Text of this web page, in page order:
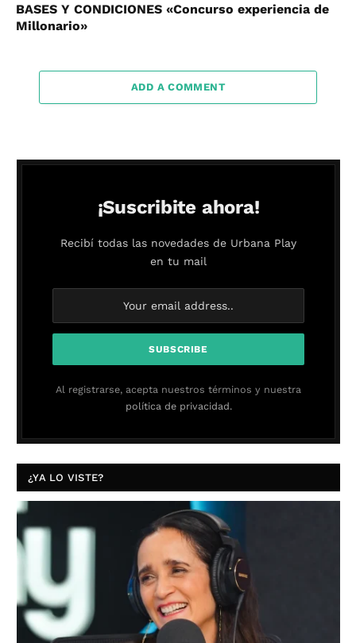
BASES Y CONDICIONES «Concurso experiencia de
Millonario»
ADD A COMMENT
¡Suscribite ahora!
Recibí todas las novedades de Urbana Play
en tu mail
Al registrarse, acepta nuestros términos y nuestra
política de privacidad.
¿YA LO VISTE?